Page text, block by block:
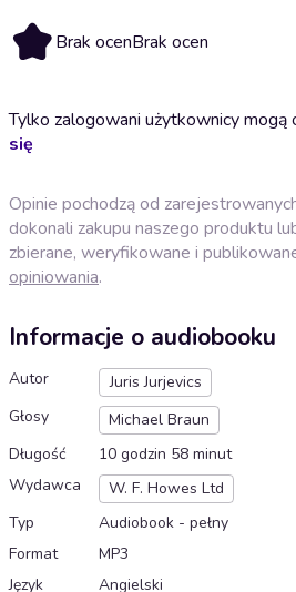
Brak ocenBrak ocen
Tylko zalogowani użytkownicy mogą
się
Opinie pochodzą od
dokonali zakupu naszego produktu
zbierane, weryfikowane i
opiniowania.
Informacje o audiobooku
Autor
Juris Jurjevics
Głosy
Michael Braun
Długość
10 godzin 58 minut
Wydawca
W. F. Howes Ltd
Typ
Audiobook - pełny
Format
MP3
Język
Angielski